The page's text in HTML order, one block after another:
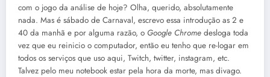
com o jogo da análise de hoje? Olha, querido, absolutamente
nada. Mas é sábado de Carnaval, escrevo essa introdução as 2 e
40 da manhã e por alguma razão, o Google Chrome desloga toda
vez que eu reinicio o computador, então eu tenho que re-logar em
todos os serviços que uso aqui, Twitch, twitter, instagram, etc.
Talvez pelo meu notebook estar pela hora da morte, mas divago.